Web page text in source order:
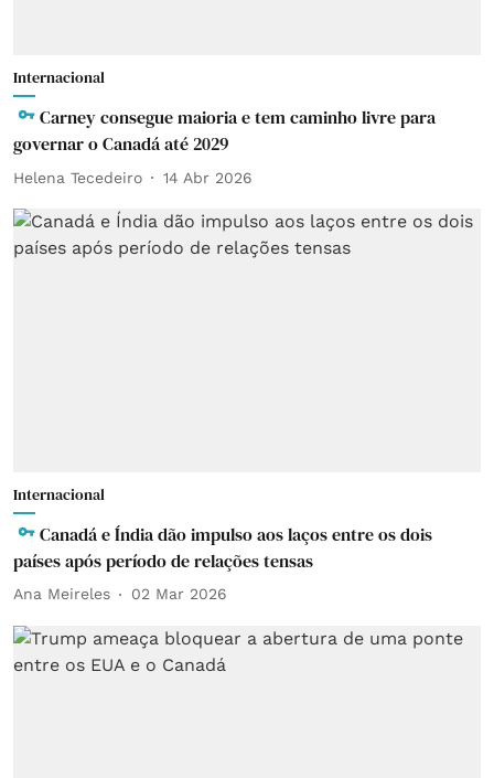
Internacional
Carney consegue maioria e tem caminho livre para
governar o Canadá até 2029
Helena Tecedeiro 14 Abr 2026
Internacional
Canadá e Índia dão impulso aos laços entre os dois
países após período de relações tensas
Ana Meireles 02 Mar 2026